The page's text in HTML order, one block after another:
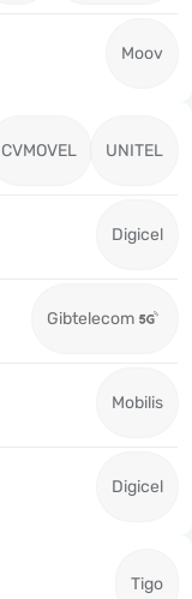
Moov
CVMOVEL UNITEL
Digicel
Gibtelecom
Mobilis
Digicel
Tigo